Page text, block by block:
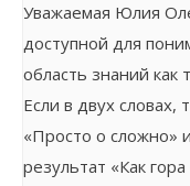
Уважаемая Юлия
доступной для
область знаний как
Если в двух словах,
«Просто о сложно»
результат «Как